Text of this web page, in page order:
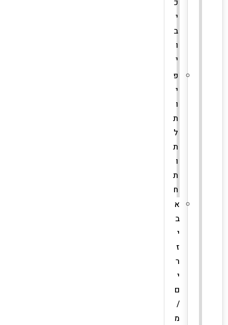
כ
י
ב
ו
י
פ
י
ו
ת
ל
ת
ו
ת
ח
א
ב
י
ז
ר
י
ם
/
מ